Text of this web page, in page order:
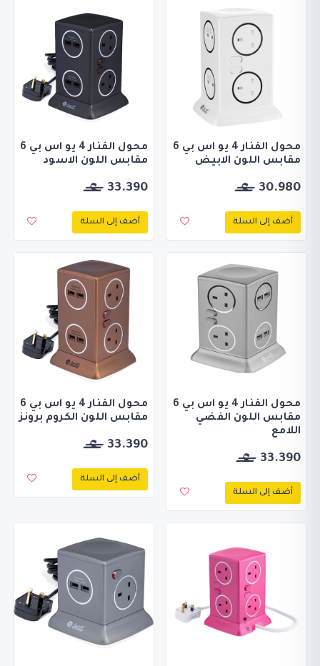
محول الفنار 4 يو اس بي 6
مقابس اللون الابيض
30.980
أضف إلى السلة
محول الفنار 4 يو اس بي 6
مقابس اللون الاسود
33.390
أضف إلى السلة
محول الفنار 4 يو اس بي 6
مقابس اللون الفضي
اللامع
33.390
أضف إلى السلة
محول الفنار 4 يو اس بي 6
مقابس اللون الكروم برونز
33.390
أضف إلى السلة